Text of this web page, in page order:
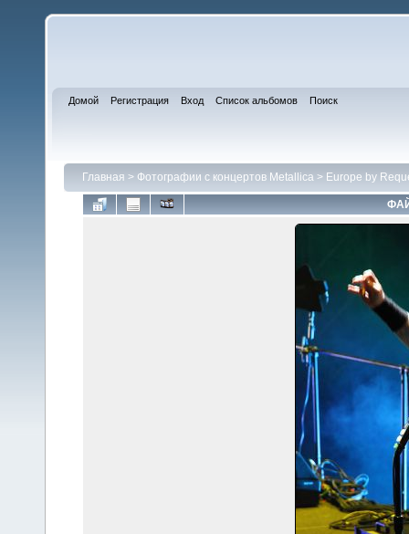
Домой Регистрация Вход Список альбомов Поиск
Главная > Фотографии с концертов Metallica > Europe by